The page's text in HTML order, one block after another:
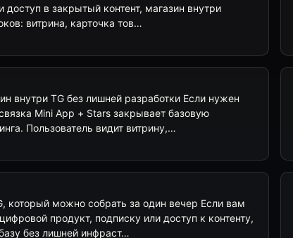
в закрытый контент, магазин внутри
витрина, карточка тов…
внутри TG без лишней разработки Если нужен
Mini App + Stars закрывает базовую
Пользователь видит витрину,…
который можно собрать за один вечер Если вам
продукт, подписку или доступ к контенту,
без лишней инфраст…